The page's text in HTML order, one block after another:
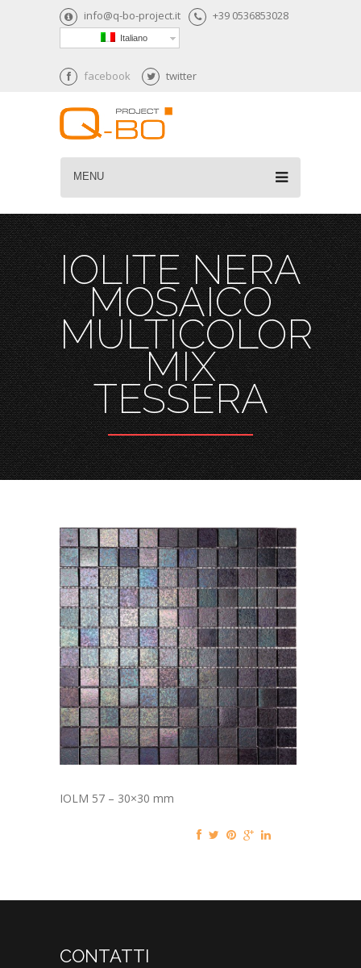
info@q-bo-project.it +39 0536853028
Italiano
facebook twitter
MENU
IOLITE NERA
MOSAICO
MULTICOLOR
MIX
TESSERA
IOLM 57 – 30×30 mm
CONTATTI